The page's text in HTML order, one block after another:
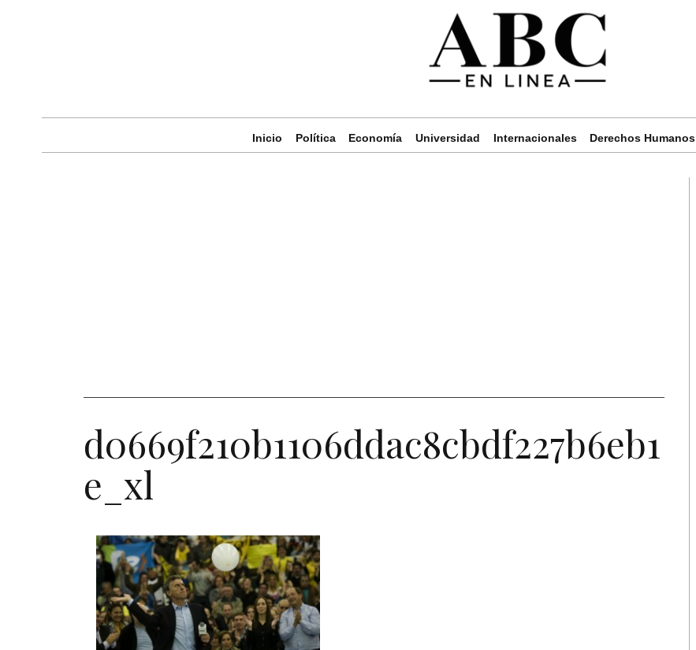
Inicio Política Economía Universidad Internacionales Derechos Humanos
d0669f210b1106ddac8cbdf227b6eb1
e_xl